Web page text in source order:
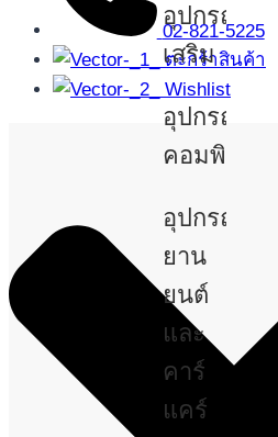
อุปกรณ์
เสริม
อุปกรณ์
คอมพิวเตอร์
อุปกรณ์
ยาน
ยนต์
และ
คาร์
แคร์
02-821-5225
ตะกร้าสินค้า
Wishlist